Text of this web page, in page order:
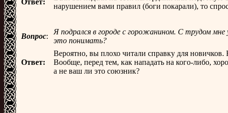
Ответ:
нарушением вами правил (боги покарали), то
Вопрос:
Я подрался в городе с горожанином. С трудом
это понимать?
Ответ:
Вероятно, вы плохо читали справку для
Вообще, перед тем, как нападать на кого-либо,
а не ваш ли это союзник?